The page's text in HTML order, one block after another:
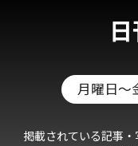
月曜日～
掲載されている記事